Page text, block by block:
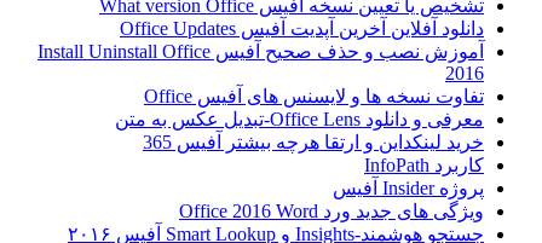
تشخیص یا تعیین نسخه آفیس What version Office
دانلود آفلاین آخرین آپدیت آفیس Office Updates
آموزش نصب و حذف صحیح آفیس Install Uninstall Office
2016
تفاوت نسخه ها و لایسنس های آفیس Office
معرفی و دانلود Office Lens-تبدیل عکس به متن
خرید لینکداین و ارتقا هرچه بیشتر آفیس 365
کاربرد InfoPath
پروژه Insider آفیس
ویژگی های جدید ورد Office 2016 Word
جستجو هوشمند-Insights و Smart Lookup آفیس ۲۰۱۶